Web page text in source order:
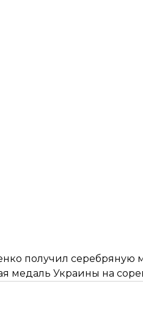
получил серебряную
медаль Украины на